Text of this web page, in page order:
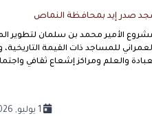
صدر إيد بمحافظة النماص
الأمير محمد بن سلمان لتطوير
للمساجد ذات القيمة
والعلم ومراكز إشعاع ثقافي
1 يوليو, 2026